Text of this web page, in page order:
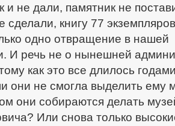
и не дали, памятник не
сделали, книгу 77
одно отвращение в нашей
И речь не о нынешней
как это все длилось
они не смогла выделить ему
они собираются делать
Или снова только